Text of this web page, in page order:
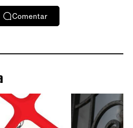
Comentar